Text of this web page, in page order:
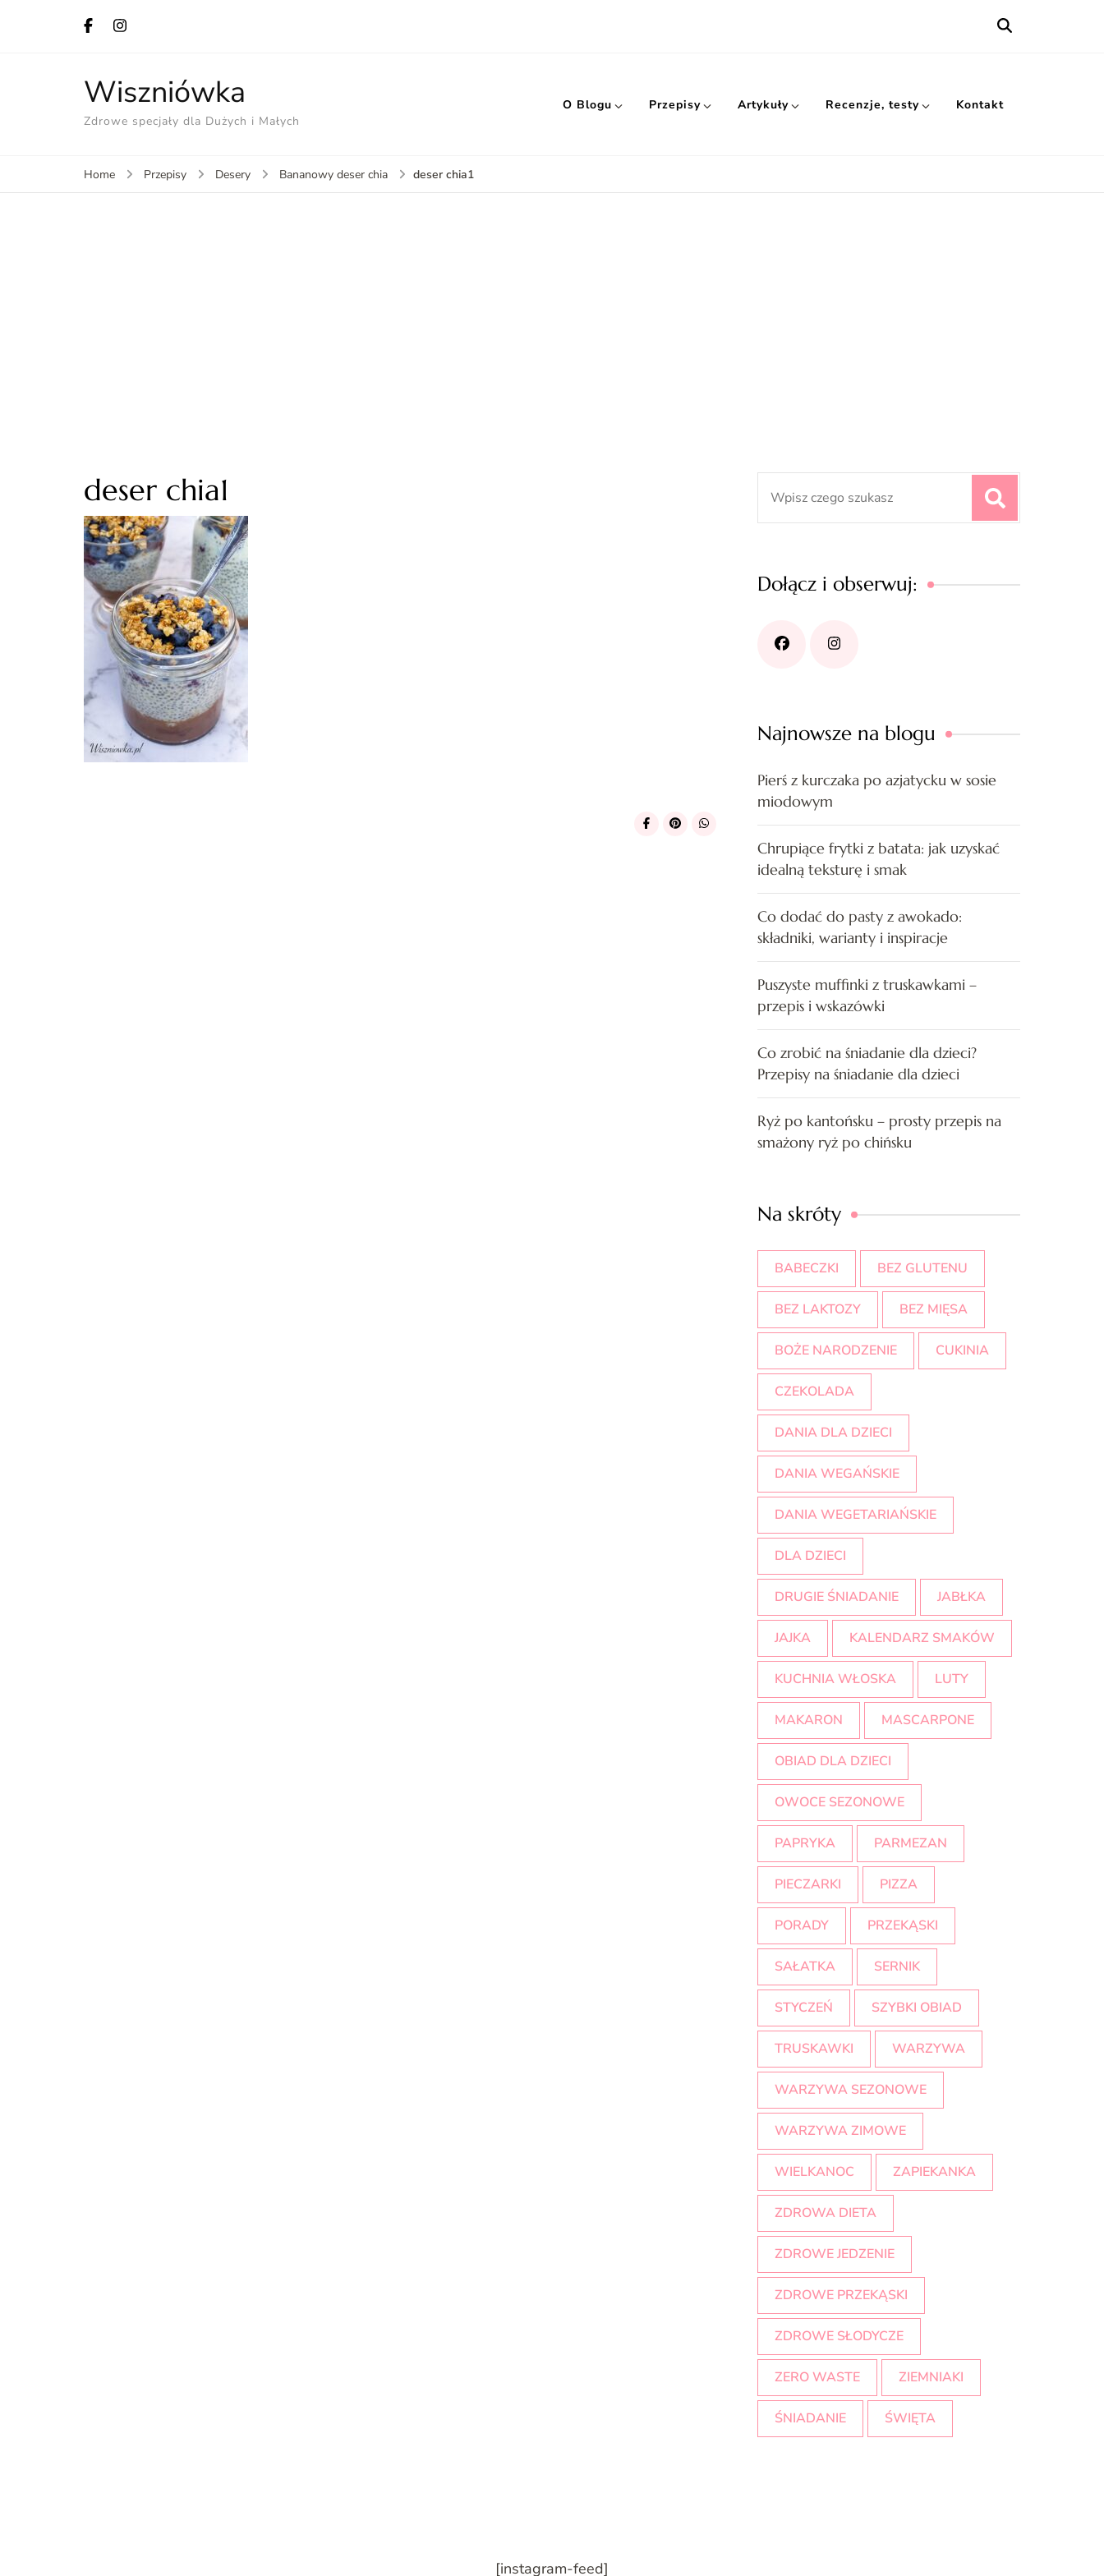
Wiszniówka
Zdrowe specjały dla Dużych i Małych
O Blogu Przepisy Artykuły Recenzje, testy Kontakt
Home Przepisy Desery Bananowy deser chia deser chia1
deser chia1
Dołącz i obserwuj:
Najnowsze na blogu
Pierś z kurczaka po azjatycku w sosie
miodowym
Chrupiące frytki z batata: jak uzyskać
idealną teksturę i smak
Co dodać do pasty z awokado:
składniki, warianty i inspiracje
Puszyste muffinki z truskawkami –
przepis i wskazówki
Co zrobić na śniadanie dla dzieci?
Przepisy na śniadanie dla dzieci
Ryż po kantońsku – prosty przepis na
smażony ryż po chińsku
Na skróty
BABECZKI BEZ GLUTENU
BEZ LAKTOZY BEZ MIĘSA
BOŻE NARODZENIE CUKINIA
CZEKOLADA
DANIA DLA DZIECI
DANIA WEGAŃSKIE
DANIA WEGETARIAŃSKIE
DLA DZIECI
DRUGIE ŚNIADANIE JABŁKA
JAJKA KALENDARZ SMAKÓW
KUCHNIA WŁOSKA LUTY
MAKARON MASCARPONE
OBIAD DLA DZIECI
OWOCE SEZONOWE
PAPRYKA PARMEZAN
PIECZARKI PIZZA
PORADY PRZEKĄSKI
SAŁATKA SERNIK
STYCZEŃ SZYBKI OBIAD
TRUSKAWKI WARZYWA
WARZYWA SEZONOWE
WARZYWA ZIMOWE
WIELKANOC ZAPIEKANKA
ZDROWA DIETA
ZDROWE JEDZENIE
ZDROWE PRZEKĄSKI
ZDROWE SŁODYCZE
ZERO WASTE ZIEMNIAKI
ŚNIADANIE ŚWIĘTA
[instagram-feed]